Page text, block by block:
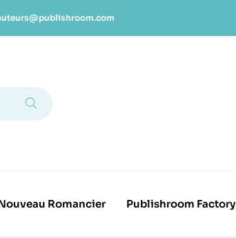
Romancier Publishroom Factory